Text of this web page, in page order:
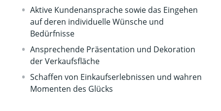
Aktive Kundenansprache sowie das Eingehen
auf deren individuelle Wünsche und
Bedürfnisse
Ansprechende Präsentation und Dekoration
der Verkaufsfläche
Schaffen von Einkaufserlebnissen und wahren
Momenten des Glücks